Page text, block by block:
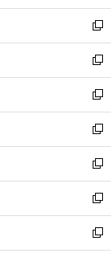
開
く
ウ
で
開
く
ン
ド
ウ
で
開
く
新
し
い
ウ
ィ
ン
ド
ウ
で
開
く
新
し
い
ウ
ィ
ン
ド
ウ
で
開
く
新
し
い
ウ
ィ
ン
ド
ウ
で
開
新
し
い
ウ
ィ
ン
ド
ウ
新
し
い
ウ
ィ
ン
新
し
い
ウ
新
し